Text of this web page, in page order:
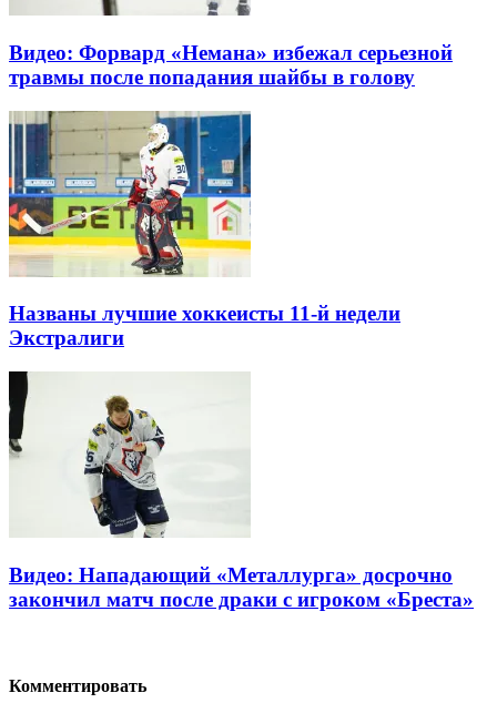
Видео: Форвард «Немана» избежал серьезной
травмы после попадания шайбы в голову
Названы лучшие хоккеисты 11-й недели
Экстралиги
Видео: Нападающий «Металлурга» досрочно
закончил матч после драки с игроком «Бреста»
Комментировать